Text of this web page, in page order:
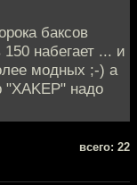
баксов
набегает ... и
модных ;-) а
"XAKEP" надо
всего: 22